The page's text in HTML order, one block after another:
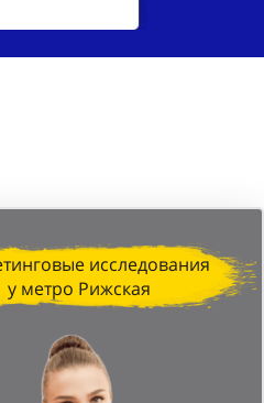
исследования
у метро Рижская